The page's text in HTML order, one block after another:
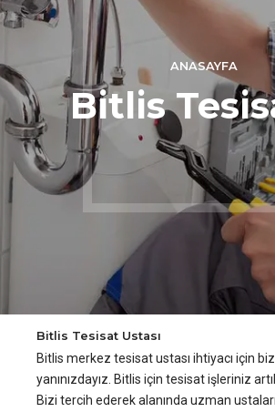
ANASAYFA
Bitlis
Bitlis Tesisat Ustası
Bitlis merkez tesisat ustası ihtiyacı için
yanınızdayız. Bitlis için tesisat işleriniz
Bizi tercih ederek alanında uzman